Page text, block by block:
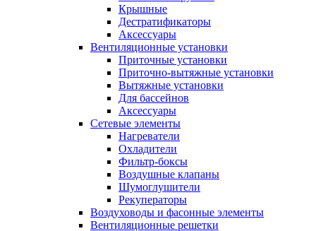
Крышные
Дестратификаторы
Аксессуары
Вентиляционные установки
Приточные установки
Приточно-вытяжные установки
Вытяжные установки
Для бассейнов
Аксессуары
Сетевые элементы
Нагреватели
Охладители
Фильтр-боксы
Воздушные клапаны
Шумоглушители
Рекуператоры
Воздуховоды и фасонные элементы
Вентиляционные решетки